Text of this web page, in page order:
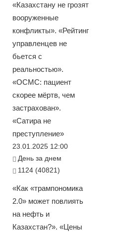
«Казахстану не грозят
вооруженные
конфликты». «Рейтинг
управленцев не
бьется с
реальностью».
«ОСМС: пациент
скорее мёртв, чем
застрахован».
«Сатира не
преступление»
23.01.2025 12:00
День за днем
1124 (40821)
«Как «трампономика
2.0» может повлиять
на нефть и
Казахстан?». «Цены